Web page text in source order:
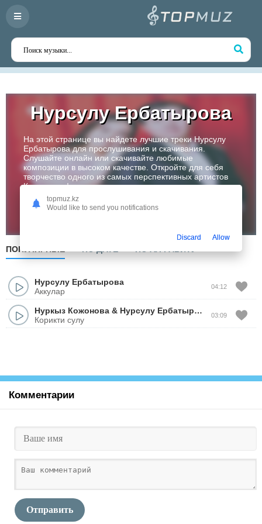
Нурсулу Ербатырова
На этой странице вы найдете лучшие треки Нурсулу
Ербатырова для прослушивания и скачивания.
Слушайте онлайн или скачивайте любимые
композиции в высоком качестве. Откройте для себя
творчество одного из самых перспективных артистов
Казахстана!
Слушать
ПОПУЛЯРНЫЕ
Нурсулу Ербатырова
Аккулар
04:12
Нуркыз Кожонова & Нурсулу Ербатырова
Корикти сулу
03:09
Комментарии
Отправить
topmuz.kz
Would like to send you notifications
Discard Allow